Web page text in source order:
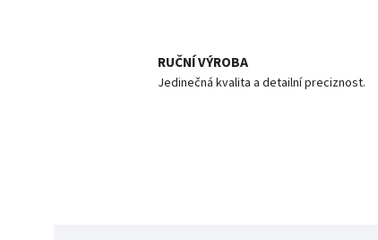
RUČNÍ VÝROBA
Jedinečná kvalita a detailní preciznost.